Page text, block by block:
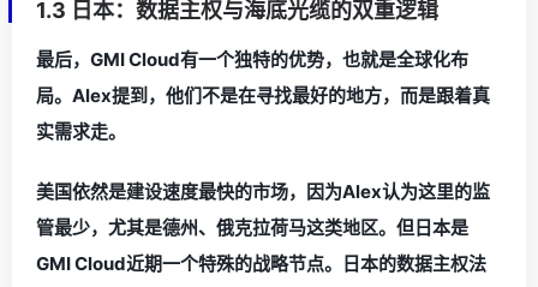
1.3 日本：数据主权与海底光缆的双重逻辑
最后，GMI Cloud有一个独特的优势，也就是全球化布
局。Alex提到，他们不是在寻找最好的地方，而是跟着真
实需求走。
美国依然是建设速度最快的市场，因为Alex认为这里的监
管最少，尤其是德州、俄克拉荷马这类地区。但日本是
GMI Cloud近期一个特殊的战略节点。日本的数据主权法